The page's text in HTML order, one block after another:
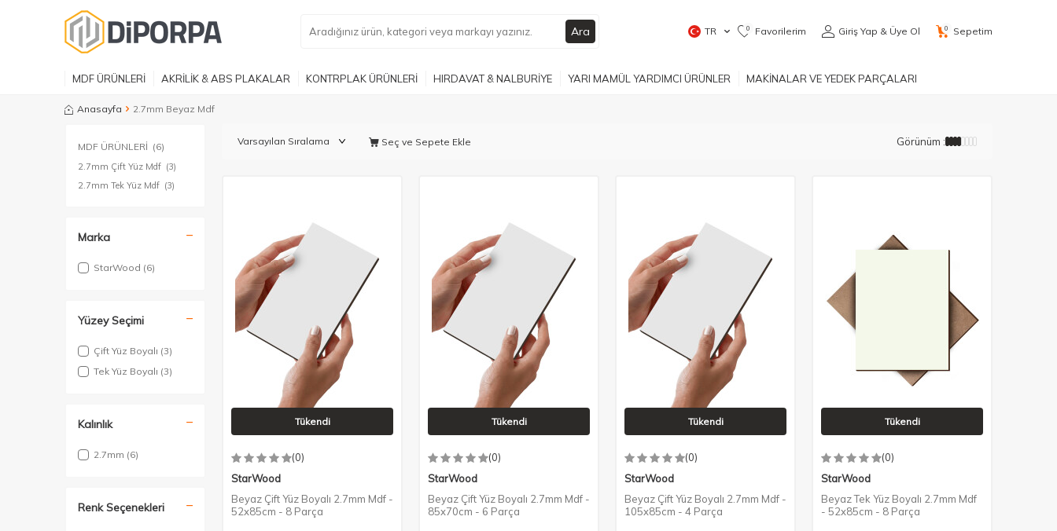
Ara TR 0 Favorilerim Giriş Yap & Üye Ol 0 Sepetim
MDF ÜRÜNLERİ AKRİLİK & ABS PLAKALAR KONTRPLAK ÜRÜNLERİ HIRDAVAT & NALBURİYE YARI MAMÜL YARDIMCI ÜRÜNLER MAKİNALAR VE YEDEK PARÇALARI
Anasayfa 2.7mm Beyaz Mdf
MDF ÜRÜNLERİ (6)
2.7mm Çift Yüz Mdf (3)
2.7mm Tek Yüz Mdf (3)
Marka
StarWood (6)
Yüzey Seçimi
Çift Yüz Boyalı (3)
Tek Yüz Boyalı (3)
Kalınlık
2.7mm (6)
Renk Seçenekleri
Seç ve Sepete Ekle Görünüm :
Tükendi
(0)
StarWood
Beyaz Çift Yüz Boyalı 2.7mm Mdf -
52x85cm - 8 Parça
Tükendi
(0)
StarWood
Beyaz Çift Yüz Boyalı 2.7mm Mdf -
85x70cm - 6 Parça
Tükendi
(0)
StarWood
Beyaz Çift Yüz Boyalı 2.7mm Mdf -
105x85cm - 4 Parça
Tükendi
(0)
StarWood
Beyaz Tek Yüz Boyalı 2.7mm Mdf
- 52x85cm - 8 Parça